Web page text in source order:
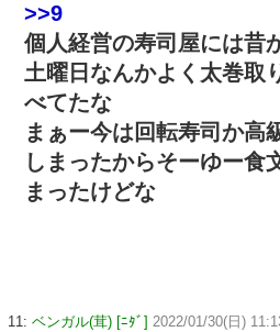
>>9
個人経営の寿司屋には昔
土曜日なんかよく太巻取
べてたな
まぁー今は回転寿司か高
しまったからそーゆー食
まったけどな
11: ベンガル(茸) [ﾆﾀﾞ] 2022/01/30(日)